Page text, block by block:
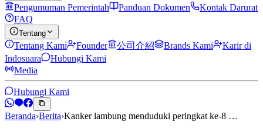
Pengumuman Pemerintah Panduan Dokumen
Kontak Darurat
FAQ
Tentang
Tentang Kami Founder 公司介紹 Brands Kami
Karir di
Indosuara
Hubungi Kami
Media
Hubungi Kami
Beranda›Berita›Kanker lambung menduduki peringkat ke-8 …